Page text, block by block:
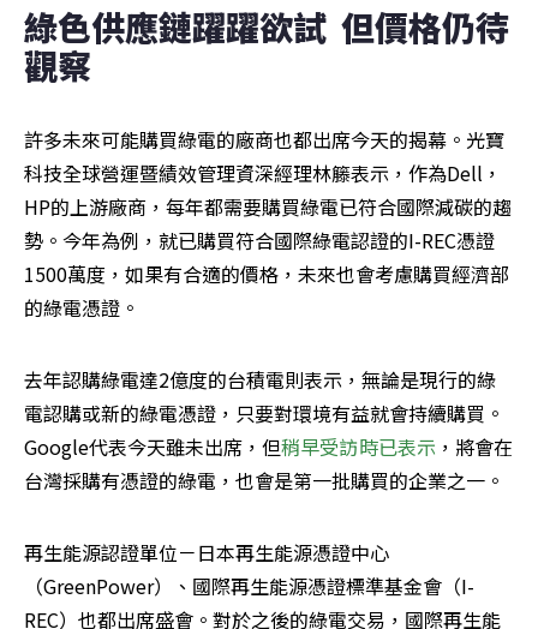
綠色供應鏈躍躍欲試  但價格仍待
觀察
許多未來可能購買綠電的廠商也都出席今天的揭幕。光寶
科技全球營運暨績效管理資深經理林籐表示，作為Dell，
HP的上游廠商，每年都需要購買綠電已符合國際減碳的趨
勢。今年為例，就已購買符合國際綠電認證的I-REC憑證
1500萬度，如果有合適的價格，未來也會考慮購買經濟部
的綠電憑證。
去年認購綠電達2億度的台積電則表示，無論是現行的綠
電認購或新的綠電憑證，只要對環境有益就會持續購買。
Google代表今天雖未出席，但稍早受訪時已表示 ，將會在
台灣採購有憑證的綠電，也會是第一批購買的企業之一。
再生能源認證單位－日本再生能源憑證中心
（GreenPower）、國際再生能源憑證標準基金會（I-
REC）也都出席盛會。對於之後的綠電交易，國際再生能